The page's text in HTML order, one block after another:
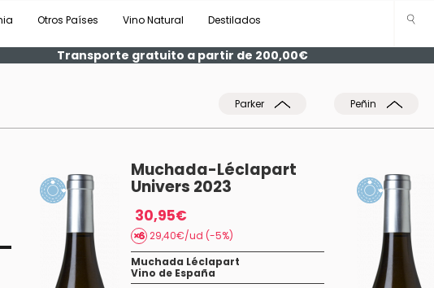
Otros Países Vino Natural Destilados
Transporte gratuito a partir de 200,00€
Parker Peñin
Muchada-Léclapart
Univers 2023
30,95€
29,40€/ud (-5%)
Muchada Léclapart
Vino de España